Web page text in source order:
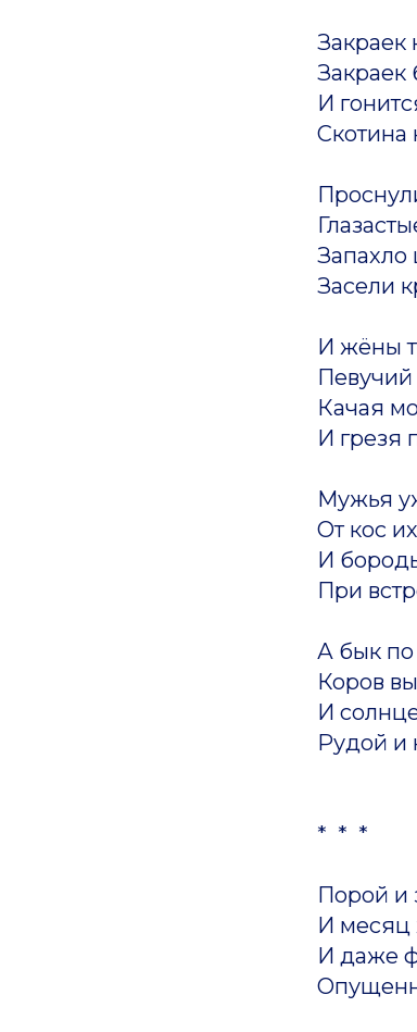
Закраек
И
Скотина
Засели
И жёны
Певучий
Качая
И грезя
Мужья
От кос
И
При
А бык по
Коров
И
Рудой и
* * *
Порой и
И месяц
И даже